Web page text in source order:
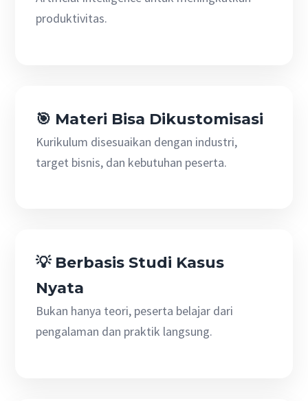
produktivitas.
🎯 Materi Bisa Dikustomisasi
Kurikulum disesuaikan dengan industri,
target bisnis, dan kebutuhan peserta.
💡 Berbasis Studi Kasus
Nyata
Bukan hanya teori, peserta belajar dari
pengalaman dan praktik langsung.